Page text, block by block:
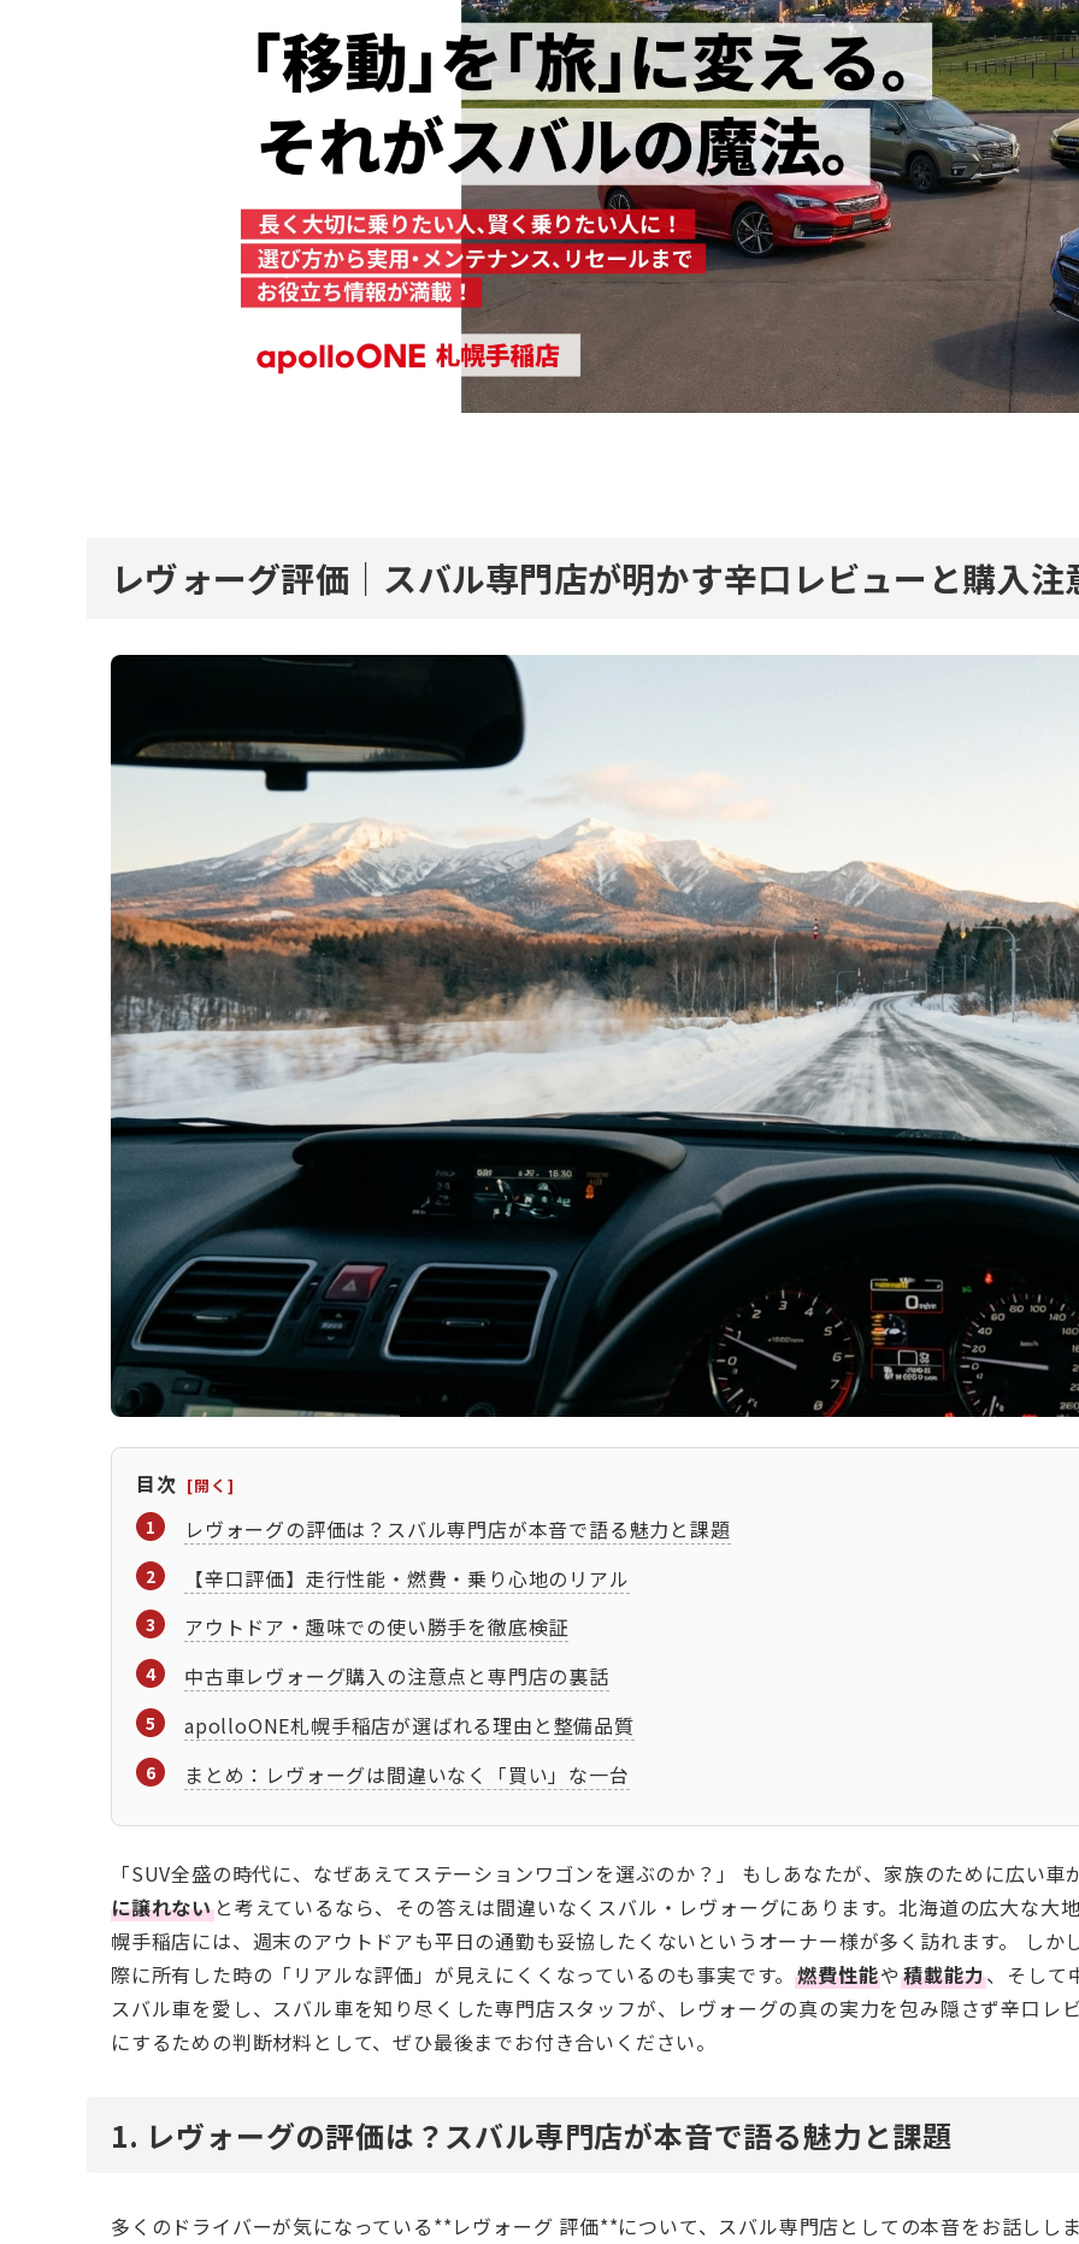
レヴォーグ評価｜スバル専門店が明かす辛口レビューと購入注
目次
レヴォーグの評価は？スバル専門店が本音で語る魅力と課題
【辛口評価】走行性能・燃費・乗り心地のリアル
アウトドア・趣味での使い勝手を徹底検証
中古車レヴォーグ購入の注意点と専門店の裏話
apolloONE札幌手稲店が選ばれる理由と整備品質
まとめ：レヴォーグは間違いなく「買い」な一台
「SUV全盛の時代に、なぜあえてステーションワゴンを選ぶのか？」 もしあなたが、家族のために広い車
に譲れない と考えているなら、その答えは間違いなくスバル・レヴォーグにあります。北海道の広大な
幌手稲店には、週末のアウトドアも平日の通勤も妥協したくないというオーナー様が多く訪れます。 し
際に所有した時の「リアルな評価」が見えにくくなっているのも事実です。燃費性能や積載能力、そして
スバル車を愛し、スバル車を知り尽くした専門店スタッフが、レヴォーグの真の実力を包み隠さず辛口レ
にするための判断材料として、ぜひ最後までお付き合いください。
1. レヴォーグの評価は？スバル専門店が本音で語る魅力と課題
多くのドライバーが気になっている**レヴォーグ 評価**について、スバル専門店としての本音をお話しし